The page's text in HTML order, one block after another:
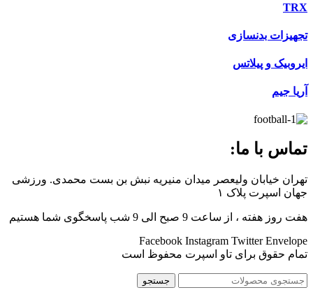
TRX
تجهیزات بدنسازی
ایروبیک و پیلاتس
آریا جیم
تماس با ما:
تهران خیابان ولیعصر میدان منیریه نبش بن بست محمدی. ورزشی
جهان اسپرت پلاک ۱
هفت روز هفته ، از ساعت 9 صبح الی 9 شب پاسخگوی شما هستیم
Facebook Instagram Twitter Envelope
تمام حقوق برای تاو اسپرت محفوظ است
جستجو